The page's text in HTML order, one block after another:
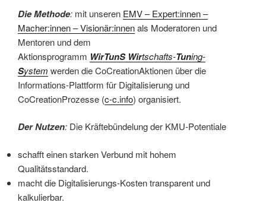
Die Methode: mit unseren EMV – Expert:innen –
Macher:innen – Visionär:innenals Moderatoren und
Mentoren und dem
Aktionsprogramm WirTunS Wirtschafts-Tuning-
System werden die CoCreationAktionen über die
Informations-Plattform für Digitalisierung und
CoCreationProzesse (c-c.info) organisiert.
Der Nutzen: Die Kräftebündelung der KMU-Potentiale
schafft einen starken Verbund mit hohem
Qualitätsstandard.
macht die Digitalisierungs-Kosten transparent und
kalkulierbar.